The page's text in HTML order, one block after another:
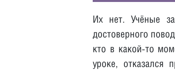
Их нет. Учёные
достоверного
кто в какой-то
уроке, отказался